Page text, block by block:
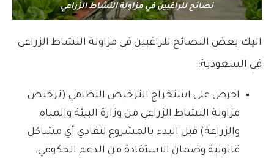
نصائح للراغبين في مزاولة النشاط الزراعي
اليك بعض النصائح للراغبين في مزاولة النشاط الزراعي
في السعودية:
احرص على استخراج الترخيص النظامي (ترخيص
مزاولة النشاط الزراعي من وزارة البيئة والمياه
والزراعة) قبل البدء بالمشروع لتفادي أي مشاكل
قانونية وضمان الاستفادة من الدعم الحكومي.